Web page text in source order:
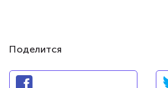
Поделится